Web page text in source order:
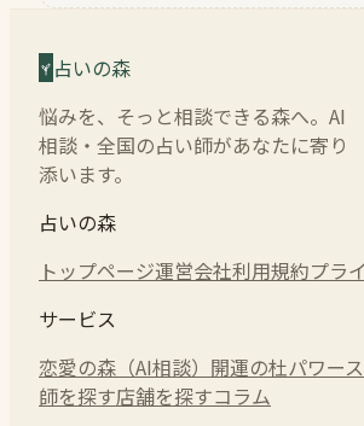
占いの森
悩みを、そっと相談できる森へ。AI
相談・全国の占い師があなたに寄り
添います。
占いの森
トップページ運営会社利用規約プラ
サービス
恋愛の森（AI相談） 開運の杜パワー
師を探す店舗を探すコラム